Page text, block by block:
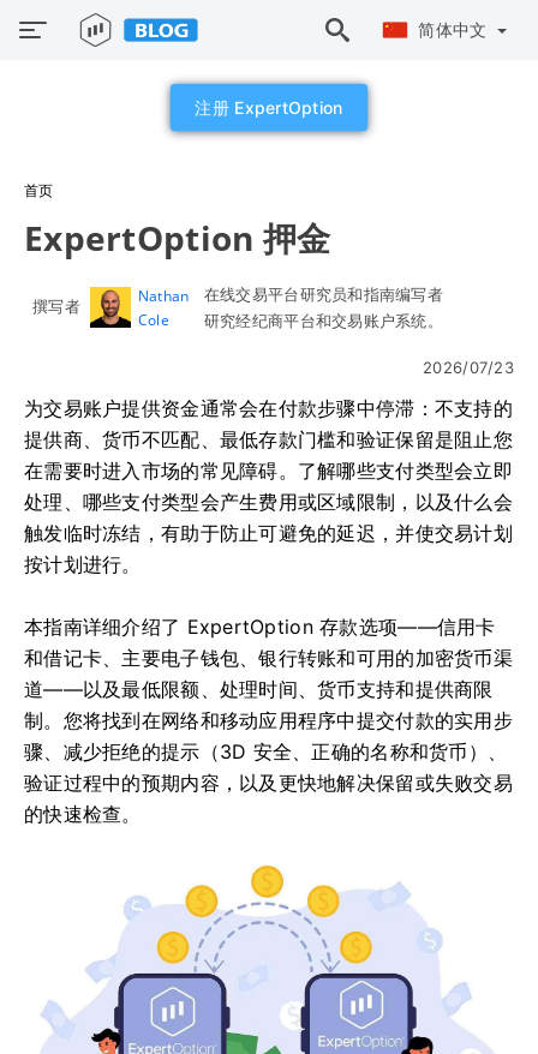
简体中文
注册 ExpertOption
首页
ExpertOption 押金
撰写者
Nathan
Cole
在线交易平台研究员和指南编写者
研究经纪商平台和交易账户系统。
2026/07/23
为交易账户提供资金通常会在付款步骤中停滞：不支持的
提供商、货币不匹配、最低存款门槛和验证保留是阻止您
在需要时进入市场的常见障碍。了解哪些支付类型会立即
处理、哪些支付类型会产生费用或区域限制，以及什么会
触发临时冻结，有助于防止可避免的延迟，并使交易计划
按计划进行。
本指南详细介绍了 ExpertOption 存款选项——信用卡
和借记卡、主要电子钱包、银行转账和可用的加密货币渠
道——以及最低限额、处理时间、货币支持和提供商限
制。您将找到在网络和移动应用程序中提交付款的实用步
骤、减少拒绝的提示（3D 安全、正确的名称和货币）、
验证过程中的预期内容，以及更快地解决保留或失败交易
的快速检查。